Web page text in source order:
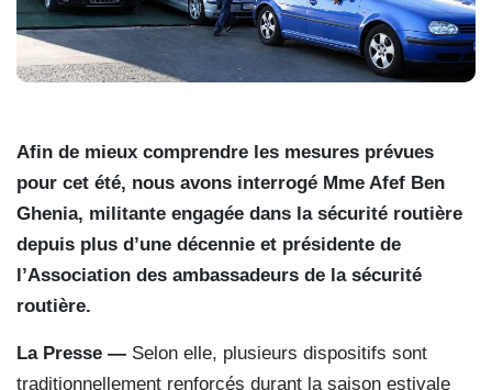
Afin de mieux comprendre les mesures prévues
pour cet été, nous avons interrogé Mme Afef Ben
Ghenia, militante engagée dans la sécurité routière
depuis plus d’une décennie et présidente de
l’Association des ambassadeurs de la sécurité
routière.
La Presse — Selon elle, plusieurs dispositifs sont
traditionnellement renforcés durant la saison estivale